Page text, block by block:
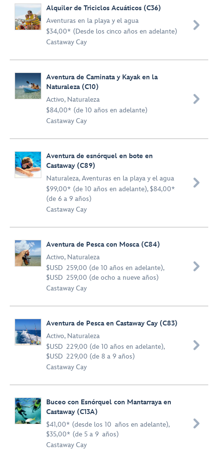
Alquiler de Triciclos Acuáticos (C36)
Aventuras en la playa y el agua
$34,00* (Desde los cinco años en adelante)
Castaway Cay

Aventura de Caminata y Kayak en la
Naturaleza (C10)
Activo, Naturaleza
$84,00* (de 10 años en adelante)
Castaway Cay

Aventura de esnórquel en bote en
Castaway (C89)
Naturaleza,Aventuras en la playa y el agua
$99,00* (de 10 años en adelante), $84,00*
(de 6 a 9 años)
Castaway Cay

Aventura de Pesca con Mosca (C84)
Activo, Naturaleza
$USD 259,00 (de 10 años en adelante),
$USD 259,00 (de ocho a nueve años)
Castaway Cay

Aventura de Pesca en Castaway Cay (C83)
Activo, Naturaleza
$USD 229,00 (de 10 años en adelante),
$USD 229,00 (de 8 a 9 años)
Castaway Cay

Buceo con Esnórquel con Mantarraya en
Castaway (C13A)
$41,00* (desde los 10 años en adelante),
$35,00* (de 5 a 9 años)
Castaway Cay
